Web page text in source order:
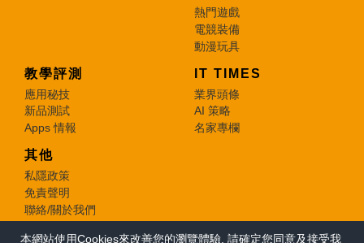
本網站使用Cookies來改善您的瀏覽體驗, 請確定您同意及接受我
熱門遊戲
電競裝備
動漫玩具
教學評測
應用秘技
新品測試
Apps 情報
IT TIMES
業界頭條
AI 策略
名家專欄
其他
私隱政策
免責聲明
聯絡/關於我們